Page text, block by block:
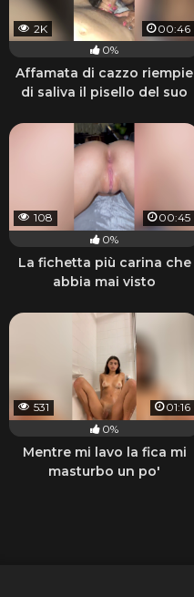
2K
00:46
0%
Affamata di cazzo riempie
di saliva il pisello del suo
108
00:45
0%
La fichetta più carina che
abbia mai visto
531
01:16
0%
Mentre mi lavo la fica mi
masturbo un po'